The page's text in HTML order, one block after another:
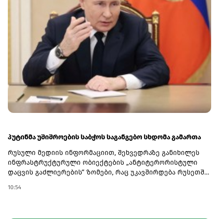
სფეროში თანამშრომლობის გაფართოებას და „აგრესიის
ნებისმიერი აქტის შეკავების“ გაძლიერებას. შეთანხმების
ფარგლებში სამი ქვეყანა გეგმავს სამხედრო და
უსაფრთხოების მიმართულებით კოორდინაციის
გაღრმავებას.საუდის არაბეთს, თურქეთსა და პაკისტანს
შორის თავდაცვის სფეროში თანამშრომლობა ბოლო
წლებში გაძლიერდა რეგიონული უსაფრთხოების
გამოწვევების ფონზე. სამივე ქვეყანა ისლამური
თანამშრომლობის ორგანიზაციის წევრია და აქტიურად
მონაწილეობს ახლო აღმოსავლეთისა და სამხრეთ აზიის
უსაფრთხოების საკითხებში.
პუტინმა უშიშროების საბჭოს საგანგებო სხდომა გამართა
რუსული მედიის ინფორმაციით, შეხვედრაზე განიხილეს
ინფრასტრუქტურული ობიექტების „ანტიტერორისტული
დაცვის გაძლიერების“ ზომები, რაც უკავშირდება რუსეთში
10:54